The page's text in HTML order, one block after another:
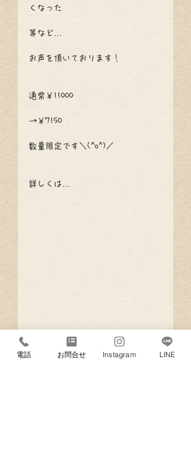
くなった
等など…
お声を頂いております！
通常￥11000
→￥7150
数量限定です＼(^o^)／
詳しくは…
https://soaddicted.jp/item_category/
電話 お問合せ Instagram LINE